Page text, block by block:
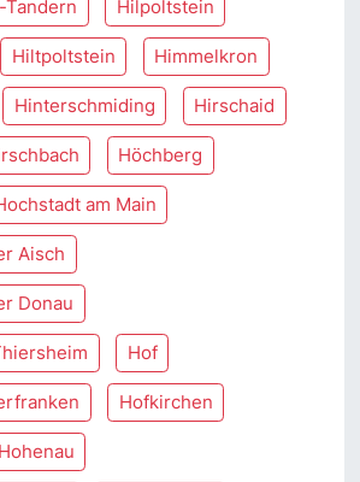
Hilpoltstein
Hiltpoltstein Himmelkron
Hinterschmiding Hirschaid
Höchberg
am Main
Aisch
Donau
Hof
Hofkirchen
Hohenau